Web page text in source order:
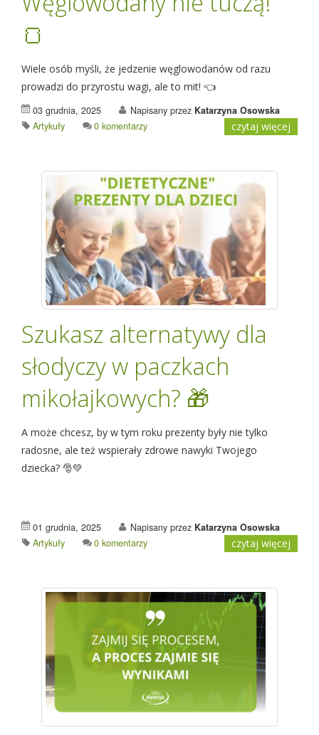
🍞
Wiele osób myśli, że jedzenie węglowodanów od razu
prowadzi do przyrostu wagi, ale to mit! 👈
03 grudnia, 2025 Napisany przez Katarzyna Osowska
Artykuły
0 komentarzy czytaj więcej
Szukasz alternatywy dla
słodyczy w paczkach
mikołajkowych? 🎁
A może chcesz, by w tym roku prezenty były nie tylko
radosne, ale też wspierały zdrowe nawyki Twojego
dziecka? 🎅💚
01 grudnia, 2025 Napisany przez Katarzyna Osowska
Artykuły
0 komentarzy czytaj więcej